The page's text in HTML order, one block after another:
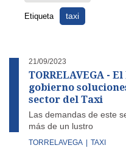
Etiqueta taxi
21/09/2023
TORRELAVEGA -
gobierno
sector del Taxi
Las demandas de este
más de un lustro
TORRELAVEGA TAXI